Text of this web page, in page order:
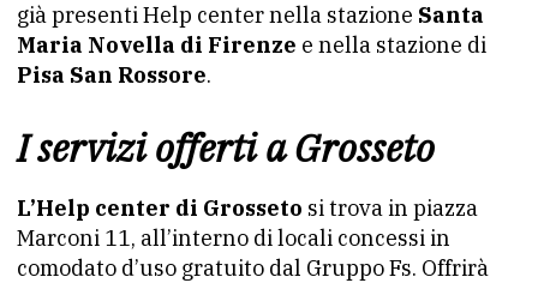
già presenti Help center nella stazione Santa
Maria Novella di Firenze e nella stazione di
Pisa San Rossore.
I servizi offerti a Grosseto
L’Help center di Grosseto si trova in piazza
Marconi 11, all’interno di locali concessi in
comodato d’uso gratuito dal Gruppo Fs. Offrirà